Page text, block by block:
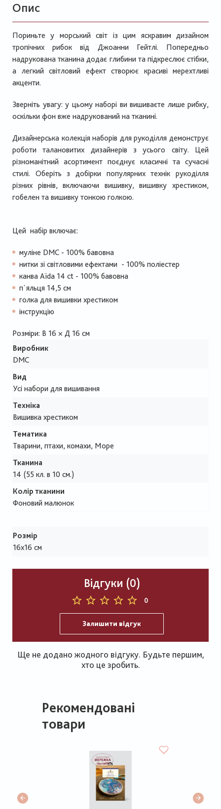
Опис
Пориньте у морський світ із цим яскравим дизайном
тропічних рибок від Джоанни Гейтлі. Попередньо
надрукована тканина додає глибини та підкреслює стібки,
а легкий світловий ефект створює красиві мерехтливі
акценти.
Зверніть увагу: у цьому наборі ви вишиваєте лише рибку,
оскільки фон вже надрукований на тканині.
Дизайнерська колекція наборів для рукоділля демонструє
роботи талановитих дизайнерів з усього світу. Цей
різноманітний асортимент поєднує класичні та сучасні
стилі. Оберіть з добірки популярних технік рукоділля
різних рівнів, включаючи вишивку, вишивку хрестиком,
гобелен та вишивку тонкою голкою.
Цей набір включає:
муліне DMC - 100% бавовна
нитки зі світловими ефектами - 100% поліестер
канва Aïda 14 ct - 100% бавовна
п`яльця 14,5 см
голка для вишивки хрестиком
інструкцію
Розміри: В 16 × Д 16 см
Виробник
DMC
Вид
Усі набори для вишивання
Техніка
Вишивка хрестиком
Тематика
Тварини, птахи, комахи, Море
Тканина
14 (55 кл. в 10 см.)
Колір тканини
Фоновий малюнок
Розмір
16х16 см
Відгуки (0)
0
Залишити відгук
Ще не додано жодного відгуку. Будьте першим,
хто це зробить.
Рекомендовані
товари